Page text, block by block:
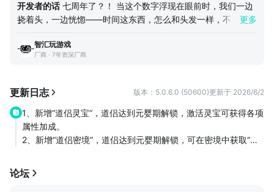
道友，你想不想修真？修真江湖能让你体验不一样的人生，你能体
味从一个默默无名的凡界奴仆，成长为仙界至尊，踏上自己的无极
仙途。
------------------------------------------游戏特色------------------
----------...
开发者的话 七周年了？！ 当这个数字浮现在眼前时，我们一边
挠着头，一边恍惚——时间这东西，怎么和头发一样，不知不觉
的了。 首先，按照惯例，给各位道友磕一个 ▄█▀█●。。。感
谢所有依然在《修真江湖》中修行的道友，是你们让这方世界依
我们继续更新的最强动力~ 还有……咳咳，那个，bug的事(__(:
з」∠)__）。好像每周年都要提一嘴，今年也不例外。感谢道友
们又一次包容了我们那些“虽迟但到”的小问题，有时候看着大家
一边吐槽一边帮我们找问题，心里真是又暖又惭愧（某程序：已
经在改了在改了。。） 七年，放在修真界，大概仅仅能从练气
变成“老东西”，也足够让我们思考：到底应该往这个世界里添加
什么，又该为它保留什么。 我们知道，现在的游戏内容已经不
更多
智汇玩游戏
厂商 · 7年资深厂商
更新日志 版本：5.0.6.0 (50600)更新于 2026/6/2
1、新增“道侣灵宝”，道侣达到元婴期解锁，激活灵宝可获得各项
属性加成。
2、新增“道侣密境”，道侣达到元婴期解锁，可在密境中获取“寻
奉中获得...
论坛